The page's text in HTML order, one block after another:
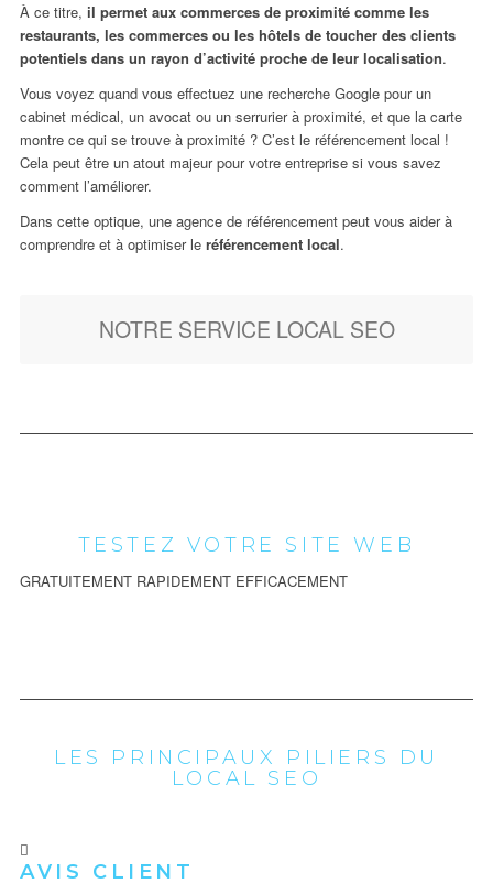
À ce titre, il permet aux commerces de proximité comme les
restaurants, les commerces ou les hôtels de toucher des clients
potentiels dans un rayon d’activité proche de leur localisation.
Vous voyez quand vous effectuez une recherche Google pour un
cabinet médical, un avocat ou un serrurier à proximité, et que la carte
montre ce qui se trouve à proximité ? C’est le référencement local !
Cela peut être un atout majeur pour votre entreprise si vous savez
comment l’améliorer.
Dans cette optique, une agence de référencement peut vous aider à
comprendre et à optimiser le référencement local.
NOTRE SERVICE LOCAL SEO
TESTEZ VOTRE SITE WEB
GRATUITEMENT RAPIDEMENT EFFICACEMENT
LES PRINCIPAUX PILIERS DU
LOCAL SEO
AVIS CLIENT